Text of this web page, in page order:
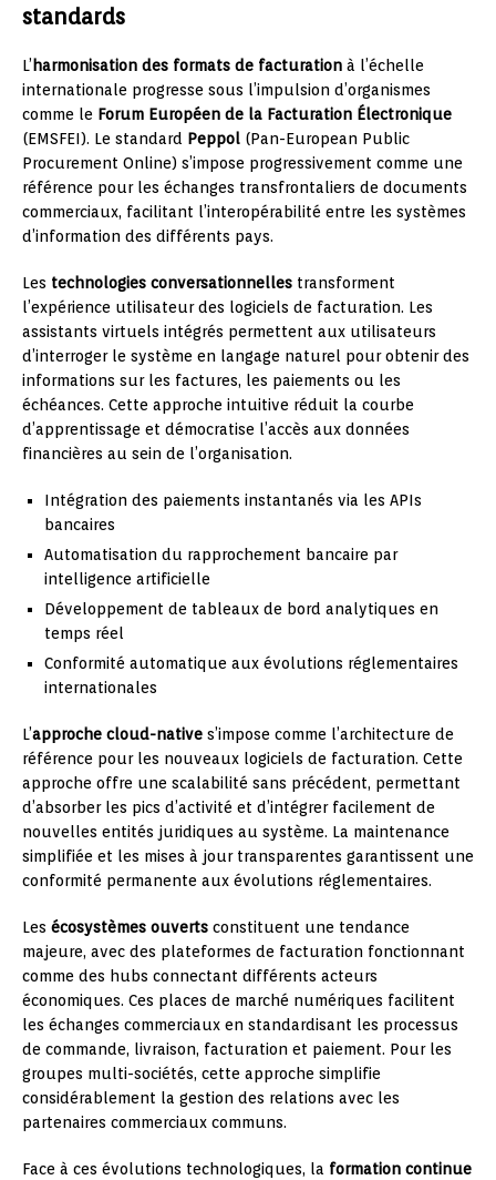
standards
L’harmonisation des formats de facturation à l’échelle
internationale progresse sous l’impulsion d’organismes
comme le Forum Européen de la Facturation Électronique
(EMSFEI). Le standard Peppol (Pan-European Public
Procurement Online) s’impose progressivement comme une
référence pour les échanges transfrontaliers de documents
commerciaux, facilitant l’interopérabilité entre les systèmes
d’information des différents pays.
Les technologies conversationnelles transforment
l’expérience utilisateur des logiciels de facturation. Les
assistants virtuels intégrés permettent aux utilisateurs
d’interroger le système en langage naturel pour obtenir des
informations sur les factures, les paiements ou les
échéances. Cette approche intuitive réduit la courbe
d’apprentissage et démocratise l’accès aux données
financières au sein de l’organisation.
Intégration des paiements instantanés via les APIs
bancaires
Automatisation du rapprochement bancaire par
intelligence artificielle
Développement de tableaux de bord analytiques en
temps réel
Conformité automatique aux évolutions réglementaires
internationales
L’approche cloud-native s’impose comme l’architecture de
référence pour les nouveaux logiciels de facturation. Cette
approche offre une scalabilité sans précédent, permettant
d’absorber les pics d’activité et d’intégrer facilement de
nouvelles entités juridiques au système. La maintenance
simplifiée et les mises à jour transparentes garantissent une
conformité permanente aux évolutions réglementaires.
Les écosystèmes ouverts constituent une tendance
majeure, avec des plateformes de facturation fonctionnant
comme des hubs connectant différents acteurs
économiques. Ces places de marché numériques facilitent
les échanges commerciaux en standardisant les processus
de commande, livraison, facturation et paiement. Pour les
groupes multi-sociétés, cette approche simplifie
considérablement la gestion des relations avec les
partenaires commerciaux communs.
Face à ces évolutions technologiques, la formation continue